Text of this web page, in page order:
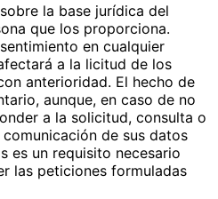
la base jurídica del
que los proporciona.
en cualquier
a la licitud de los
anterioridad. El hecho de
aunque, en caso de no
a la solicitud, consulta o
de sus datos
es un requisito necesario
las peticiones formuladas